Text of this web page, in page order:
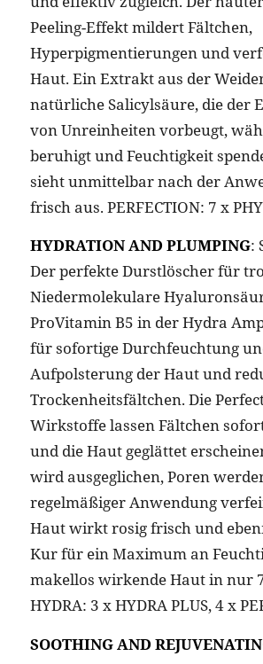
Peeling-Effekt mildert Fältchen,
Hyperpigmentierungen und
Haut. Ein Extrakt aus der
natürliche Salicylsäure, die der
von Unreinheiten vorbeugt,
beruhigt und Feuchtigkeit
sieht unmittelbar nach der
frisch aus. PERFECTION: 7 x
HYDRATION AND PLUMPING:
Der perfekte Durstlöscher für
Niedermolekulare
ProVitamin B5 in der Hydra
für sofortige Durchfeuchtung
Aufpolsterung der Haut und
Trockenheitsfältchen. Die
Wirkstoffe lassen Fältchen
und die Haut geglättet
wird ausgeglichen, Poren
regelmäßiger Anwendung
Haut wirkt rosig frisch und
Kur für ein Maximum an
makellos wirkende Haut in nur
HYDRA: 3 x HYDRA PLUS, 4 x
SOOTHING AND